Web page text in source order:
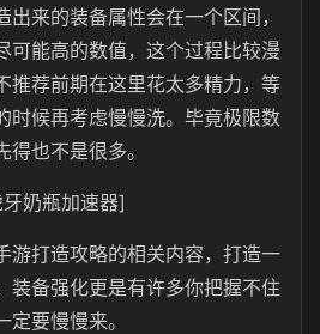
来的装备属性会在一个区间，
可能高的数值，这个过程比较漫
推荐前期在这里花太多精力，等
时候再考虑慢慢洗。毕竟极限数
也不是很多。
奶瓶加速器]
游打造攻略的相关内容，打造一
装备强化更是有许多你把握不住
要慢慢来。